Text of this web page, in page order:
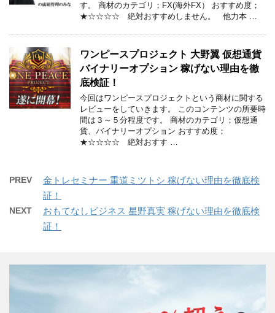
す。 商材のカテゴリ；FX(海外FX） おすすめ度；
★☆☆☆☆ 絶対おすすめしません。 他力本 …
ワンピースプロジェクト 大野翼 仮想通貨
バイナリーオプション 稼げない理由を徹
底検証！
今回はワンピースプロジェクトという商材に関する
レビューをしていきます。 このコンテンツの所要時
間は３～５分程度です。 商材のカテゴリ；仮想通
貨、バイナリーオプション おすすめ度；
★☆☆☆☆ 絶対おすす …
PREV
金トレセミナー 重道ミツトシ 稼げない理由を徹底検
証！
NEXT
おもてなしビジネス 星野真実 稼げない理由を徹底検
証！